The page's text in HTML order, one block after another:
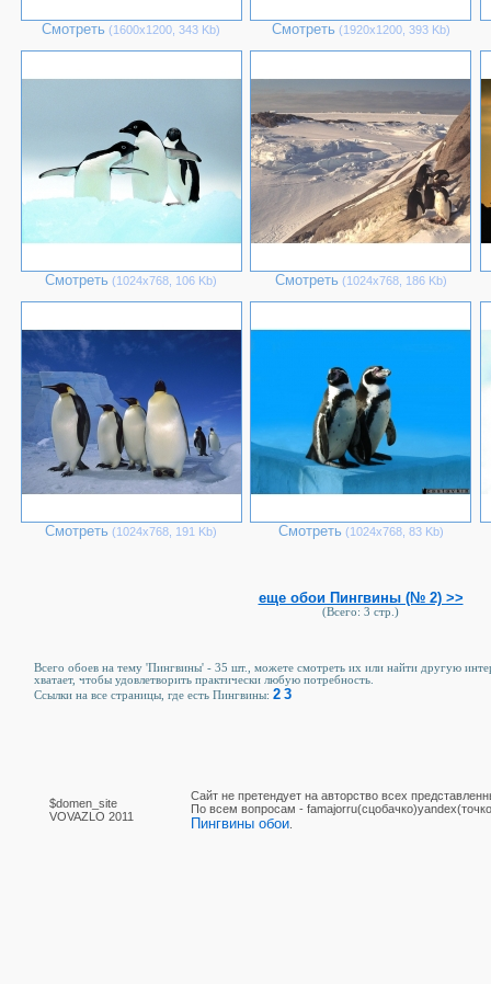
Смотреть (1600х1200, 343 Kb) Смотреть (1920х1200, 393 Kb)
Смотреть (1024х768, 106 Kb) Смотреть (1024х768, 186 Kb)
Смотреть (1024х768, 191 Kb) Смотреть (1024х768, 83 Kb)
еще обои Пингвины (№ 2) >>
(Всего: 3 стр.)
Всего обоев на тему 'Пингвины' - 35 шт., можете смотреть их или найти другую
хватает, чтобы удовлетворить практически любую потребность.
Ссылки на все страницы, где есть Пингвины: 2 3
$domen_site
VOVAZLO 2011
Сайт не претендует на авторство всех
По вcем вопросам -
Пингвины обои